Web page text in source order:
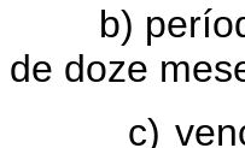
b) período
de doze
c)